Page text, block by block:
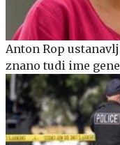
Anton Rop
znano tudi ime